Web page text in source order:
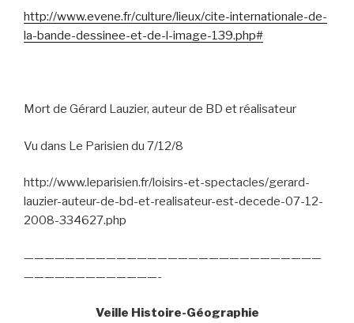
http://www.evene.fr/culture/lieux/cite-internationale-de-
la-bande-dessinee-et-de-l-image-139.php#
Mort de Gérard Lauzier, auteur de BD et réalisateur
Vu dans Le Parisien du 7/12/8
http://www.leparisien.fr/loisirs-et-spectacles/gerard-
lauzier-auteur-de-bd-et-realisateur-est-decede-07-12-
2008-334627.php
—————————————————————————————
—————————————-
Veille Histoire-Géographie